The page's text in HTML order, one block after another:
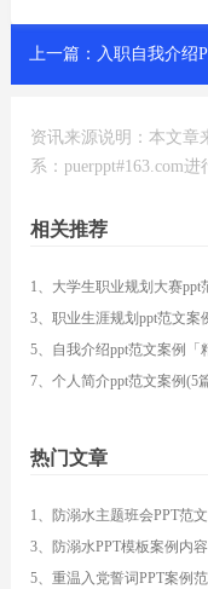
上一篇： 入职自我介绍PPT
资讯来源说明：本文章
系：puerppt#163.com进
相关推荐
5、自我介绍ppt范文案例「
7、个人简介ppt范文案例(5
热门文章
1、防溺水主题班会PPT范
3、防溺水PPT模板案例内容
5、重温入党誓词PPT案例